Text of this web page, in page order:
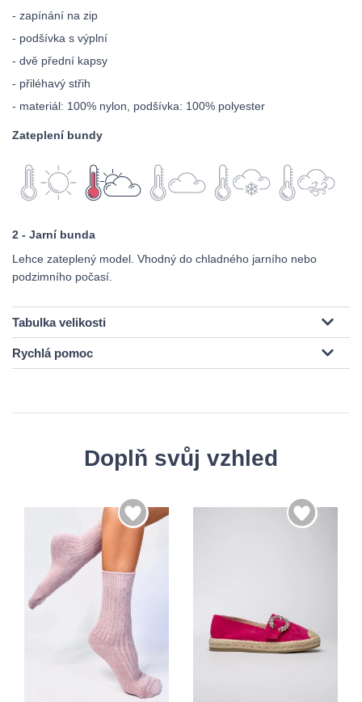
- zapínání na zip
- podšívka s výplní
- dvě přední kapsy
- přiléhavý střih
- materiál: 100% nylon, podšívka: 100% polyester
Zateplení bundy
2 - Jarní bunda
Lehce zateplený model. Vhodný do chladného jarního nebo
podzimního počasí.
Tabulka velikosti
Rychlá pomoc
Doplň svůj vzhled
35-38